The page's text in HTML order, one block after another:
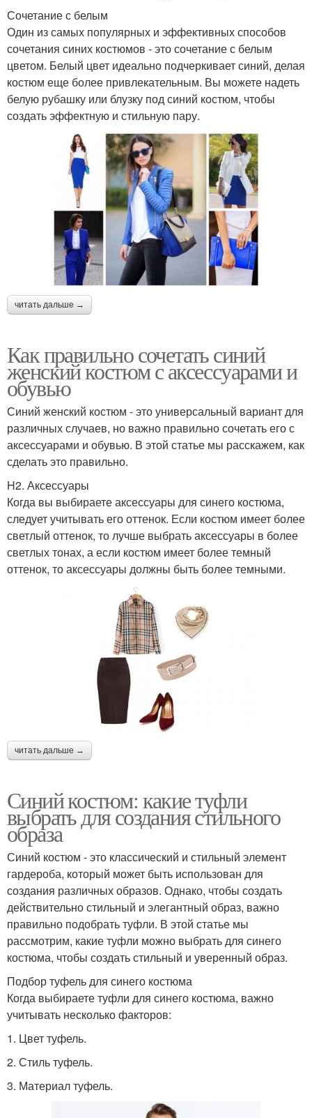
Сочетание с белым
Один из самых популярных и эффективных способов
сочетания синих костюмов - это сочетание с белым
цветом. Белый цвет идеально подчеркивает синий, делая
костюм еще более привлекательным. Вы можете надеть
белую рубашку или блузку под синий костюм, чтобы
создать эффектную и стильную пару.
читать дальше →
Как правильно сочетать синий
женский костюм с аксессуарами и
обувью
Синий женский костюм - это универсальный вариант для
различных случаев, но важно правильно сочетать его с
аксессуарами и обувью. В этой статье мы расскажем, как
сделать это правильно.
H2. Аксессуары
Когда вы выбираете аксессуары для синего костюма,
следует учитывать его оттенок. Если костюм имеет более
светлый оттенок, то лучше выбрать аксессуары в более
светлых тонах, а если костюм имеет более темный
оттенок, то аксессуары должны быть более темными.
читать дальше →
Синий костюм: какие туфли
выбрать для создания стильного
образа
Синий костюм - это классический и стильный элемент
гардероба, который может быть использован для
создания различных образов. Однако, чтобы создать
действительно стильный и элегантный образ, важно
правильно подобрать туфли. В этой статье мы
рассмотрим, какие туфли можно выбрать для синего
костюма, чтобы создать стильный и уверенный образ.
Подбор туфель для синего костюма
Когда выбираете туфли для синего костюма, важно
учитывать несколько факторов:
1. Цвет туфель.
2. Стиль туфель.
3. Материал туфель.